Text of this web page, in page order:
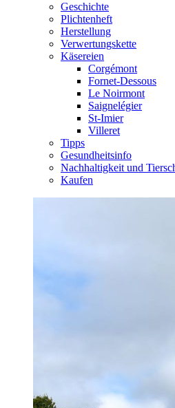
Geschichte
Plichtenheft
Herstellung
Verwertungskette
Käsereien
Corgémont
Fornet-Dessous
Le Noirmont
Saignelégier
St-Imier
Villeret
Tipps
Gesundheitsinfo
Nachhaltigkeit und
Kaufen